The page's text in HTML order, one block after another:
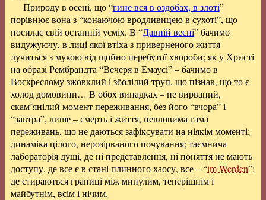
Природу в осені, що “гине вся в оздобах, в злоті”
порівнює вона з “конаючою вродливицею в сухоті”, що
посилає свій останній усміх. В “Давній весні” бачимо
видужуючу, в лиці якої втіха з приверненого життя
лучиться з мукою від щойно перебутої хвороби; як у Христі
на образі Рембрандта “Вечеря в Емаусі” – бачимо в
Воскреслому зжовклий і зболілий труп, що пізнав, що то є
холод домовини… В обох випадках – не вирваний,
скам’янілий момент переживання, без його “вчора” і
“завтра”, лише – смерть і життя, невловима гама
переживань, що не даються зафіксувати на ніякім моменті;
динаміка цілого, нерозірваного почування; таємнича
лабораторія душі, де ні представлення, ні поняття не мають
доступу, де все є в стані плинного хаосу, все – “im Werden”;
де стираються границі між минулим, теперішнім і
майбутнім, всім і нічим.